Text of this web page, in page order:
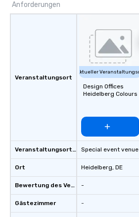
Anforderungen
Veranstaltungsort
Veranstaltungsortstyp
Ort
Bewertung des Veranstaltungsortes
Gästezimmer
Aktueller
Design Offices
Heidelberg Colours
Special event venue
Heidelberg, DE
-
-